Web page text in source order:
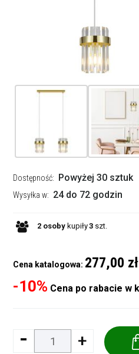
Dostępność: Powyżej 30 sztuk
Wysyłka w: 24 do 72 godzin
2 osobykupiły3 szt.
Cena katalogowa: 277,00 zł
-10% Cena po rabacie w
- +